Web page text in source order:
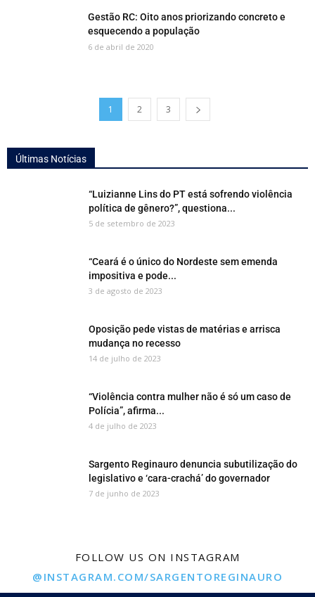
Gestão RC: Oito anos priorizando concreto e
esquecendo a população
6 de abril de 2020
1 2 3
Últimas Notícias
“Luizianne Lins do PT está sofrendo violência
política de gênero?”, questiona...
5 de setembro de 2023
“Ceará é o único do Nordeste sem emenda
impositiva e pode...
3 de agosto de 2023
Oposição pede vistas de matérias e arrisca
mudança no recesso
14 de julho de 2023
“Violência contra mulher não é só um caso de
Polícia”, afirma...
4 de julho de 2023
Sargento Reginauro denuncia subutilização do
legislativo e ‘cara-crachá’ do governador
7 de junho de 2023
FOLLOW US ON INSTAGRAM
@INSTAGRAM.COM/SARGENTOREGINAURO